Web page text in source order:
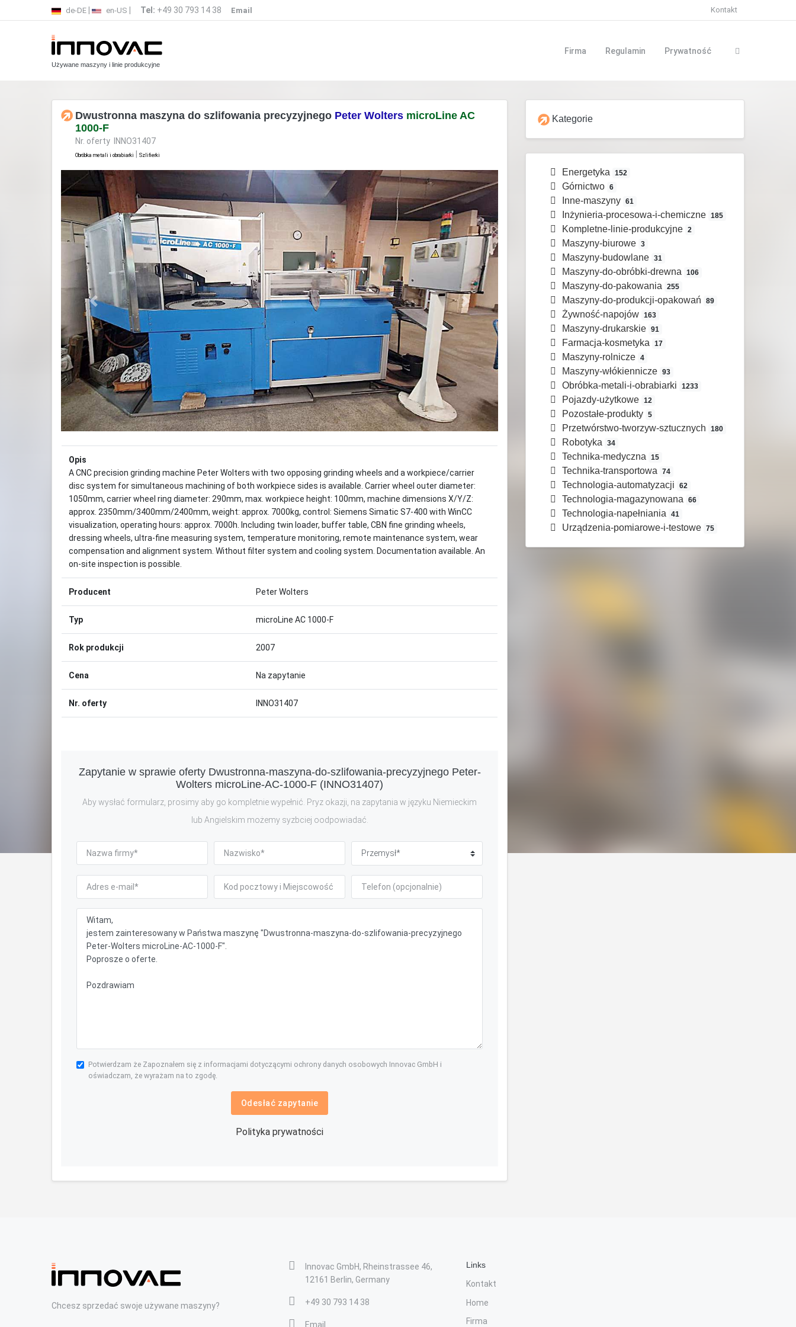
de-DE en-US Tel: +49 30 793 14 38 Email Kontakt
Używane maszyny i linie produkcyjne
Firma Regulamin Prywatność
Dwustronna maszyna do szlifowania precyzyjnego Peter Wolters microLine AC
1000-F
Nr. oferty INNO31407
Obróbka metali i obrabiarki Szlifierki
Previous Next
Opis
A CNC precision grinding machine Peter Wolters with two opposing grinding wheels and a workpiece/carrier
disc system for simultaneous machining of both workpiece sides is available. Carrier wheel outer diameter:
1050mm, carrier wheel ring diameter: 290mm, max. workpiece height: 100mm, machine dimensions X/Y/Z:
approx. 2350mm/3400mm/2400mm, weight: approx. 7000kg, control: Siemens Simatic S7-400 with WinCC
visualization, operating hours: approx. 7000h. Including twin loader, buffer table, CBN fine grinding wheels,
dressing wheels, ultra-fine measuring system, temperature monitoring, remote maintenance system, wear
compensation and alignment system. Without filter system and cooling system. Documentation available. An
on-site inspection is possible.
Producent Peter Wolters
Typ microLine AC 1000-F
Rok produkcji 2007
Cena Na zapytanie
Nr. oferty INNO31407
Zapytanie w sprawie oferty Dwustronna-maszyna-do-szlifowania-precyzyjnego Peter-
Wolters microLine-AC-1000-F (INNO31407)
Aby wysłać formularz, prosimy aby go kompletnie wypełnić. Pryz okazji, na zapytania w języku Niemieckim
lub Angielskim możemy syzbciej oodpowiadać.
Potwierdzam że Zapoznałem się z informacjami dotyczącymi ochrony danych osobowych Innovac GmbH i
oświadczam, że wyrażam na to zgodę.
Odesłać zapytanie
Polityka prywatności
Kategorie
Energetyka 152
Górnictwo 6
Inne-maszyny 61
Inżynieria-procesowa-i-chemiczne 185
Kompletne-linie-produkcyjne 2
Maszyny-biurowe 3
Maszyny-budowlane 31
Maszyny-do-obróbki-drewna 106
Maszyny-do-pakowania 255
Maszyny-do-produkcji-opakowań 89
Żywność-napojów 163
Maszyny-drukarskie 91
Farmacja-kosmetyka 17
Maszyny-rolnicze 4
Maszyny-włókiennicze 93
Obróbka-metali-i-obrabiarki 1233
Pojazdy-użytkowe 12
Pozostałe-produkty 5
Przetwórstwo-tworzyw-sztucznych 180
Robotyka 34
Technika-medyczna 15
Technika-transportowa 74
Technologia-automatyzacji 62
Technologia-magazynowana 66
Technologia-napełniania 41
Urządzenia-pomiarowe-i-testowe 75
Chcesz sprzedać swoje używane maszyny?
Innovac GmbH, Rheinstrassee 46,
12161 Berlin, Germany
+49 30 793 14 38
Email
Links
Kontakt
Home
Firma